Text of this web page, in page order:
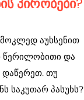
პირობები?
აუხსენით
წერილობითი და
დაწერეთ. თუ
საკუთარ პასუხს?